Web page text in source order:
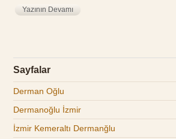
Yazının Devamı
Sayfalar
Derman Oğlu
Dermanoğlu İzmir
İzmir Kemeraltı Dermanğlu